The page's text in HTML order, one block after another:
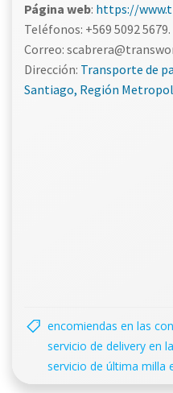
Página web: https://
Teléfonos: +569 5092 5679.
Correo:
Dirección: Transporte de
Santiago, Región
encomiendas en las
servicio de delivery en
servicio de última milla